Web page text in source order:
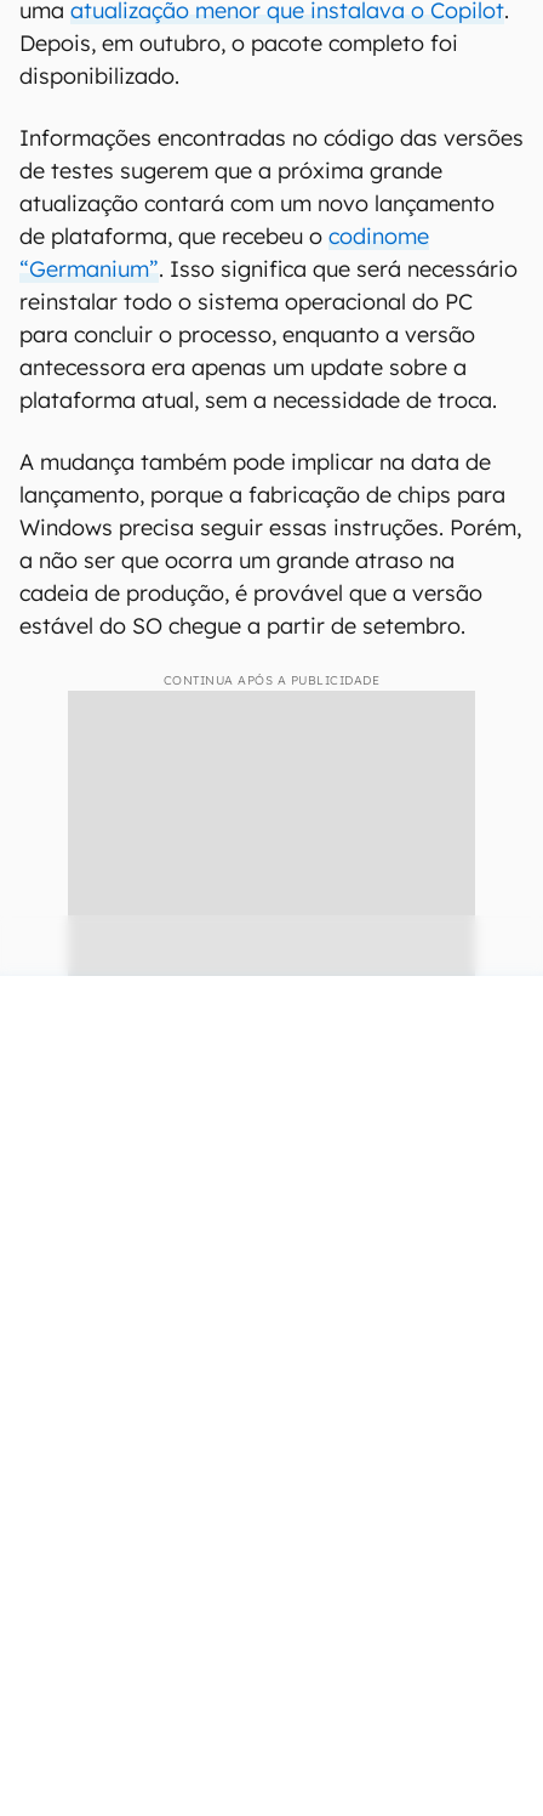
uma atualização menor que instalava o Copilot.
Depois, em outubro, o pacote completo foi
disponibilizado.
Informações encontradas no código das versões
de testes sugerem que a próxima grande
atualização contará com um novo lançamento
de plataforma, que recebeu o codinome
“Germanium”. Isso significa que será necessário
reinstalar todo o sistema operacional do PC
para concluir o processo, enquanto a versão
antecessora era apenas um update sobre a
plataforma atual, sem a necessidade de troca.
A mudança também pode implicar na data de
lançamento, porque a fabricação de chips para
Windows precisa seguir essas instruções. Porém,
a não ser que ocorra um grande atraso na
cadeia de produção, é provável que a versão
estável do SO chegue a partir de setembro.
CONTINUA APÓS A PUBLICIDADE